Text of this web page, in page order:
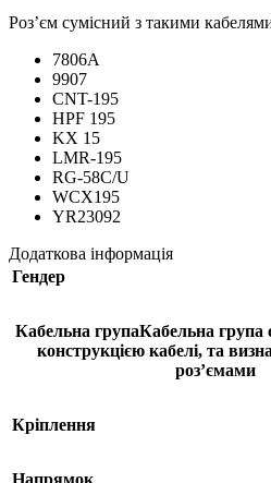
Роз’єм сумісний з такими
7806A
9907
CNT-195
HPF 195
KX 15
LMR-195
RG-58C/U
WCX195
YR23092
Додаткова інформація
Гендер
Кабельна групаКабельна група
конструкцією кабелі, та
розʼємами
Кріплення
Напрямок